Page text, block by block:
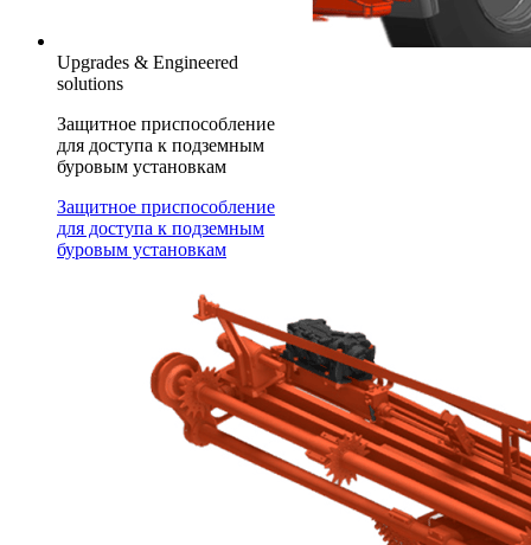
Upgrades & Engineered
solutions
Защитное приспособление
для доступа к подземным
буровым установкам
Защитное приспособление
для доступа к подземным
буровым установкам